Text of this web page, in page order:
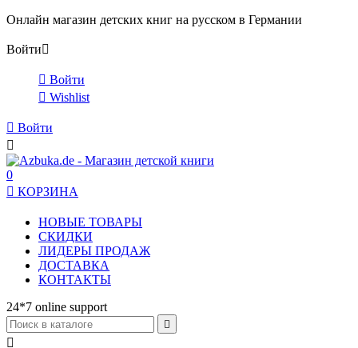
Онлайн магазин детских книг на русском в Германии
Войти
 Войти
 Wishlist
 Войти

0
 КОРЗИНА
НОВЫЕ ТОВАРЫ
СКИДКИ
ЛИДЕРЫ ПРОДАЖ
ДОСТАВКА
КОНТАКТЫ
24*7 online support

